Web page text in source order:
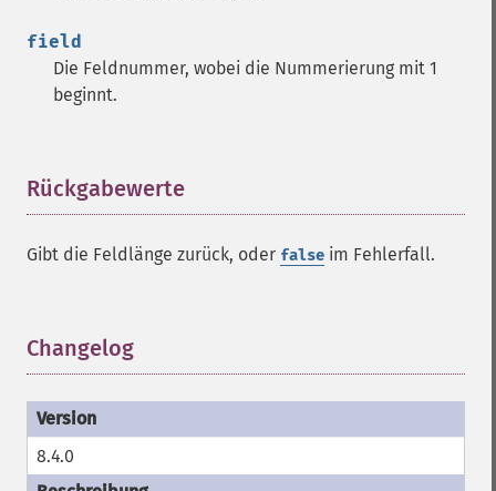
field
Die Feldnummer, wobei die Nummerierung mit 1
beginnt.
Rückgabewerte
Gibt die Feldlänge zurück, oder false im Fehlerfall.
Changelog
8.4.0